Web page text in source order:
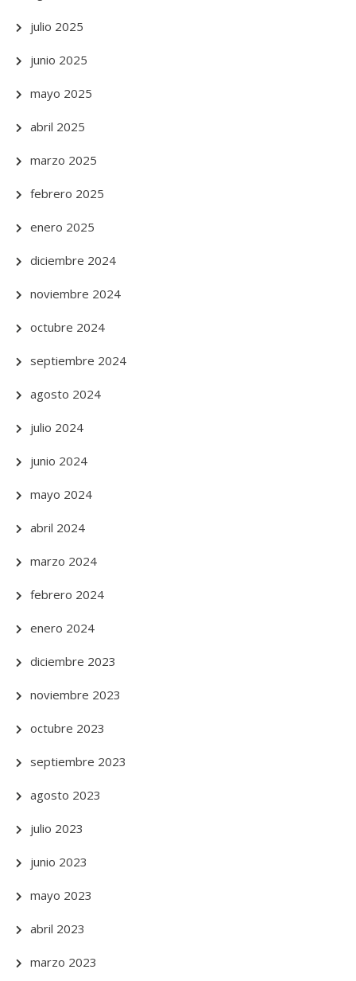
julio 2025
junio 2025
mayo 2025
abril 2025
marzo 2025
febrero 2025
enero 2025
diciembre 2024
noviembre 2024
octubre 2024
septiembre 2024
agosto 2024
julio 2024
junio 2024
mayo 2024
abril 2024
marzo 2024
febrero 2024
enero 2024
diciembre 2023
noviembre 2023
octubre 2023
septiembre 2023
agosto 2023
julio 2023
junio 2023
mayo 2023
abril 2023
marzo 2023